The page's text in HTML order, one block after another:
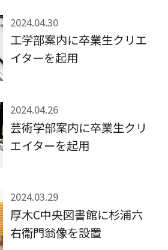
2024.04.30
工学部案内に卒業生クリエ
イターを起用
2024.04.26
芸術学部案内に卒業生クリ
エイターを起用
2024.03.29
厚木C中央図書館に杉浦六
右衞門翁像を設置